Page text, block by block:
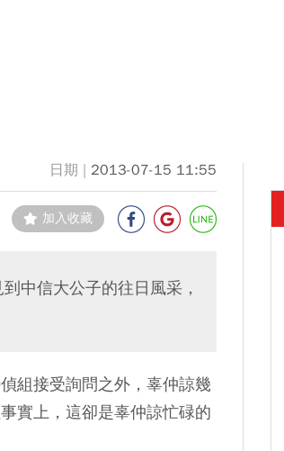
2013-07-15 11:55
加入收藏
中信大公子的往日風采，
組接受詢問之外，辜仲諒幾
實上，這卻是辜仲諒忙碌的